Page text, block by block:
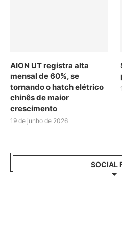
AION UT registra alta
mensal de 60%, se
tornando o hatch elétrico
chinês de maior
crescimento
19 de junho de 2026
SOCIAL